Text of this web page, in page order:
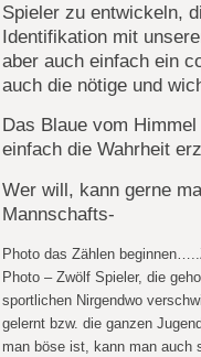
Spieler zu entwickeln,
Identifikation mit
aber auch einfach ein
auch die nötige und
Das Blaue vom
einfach die Wahrheit
Wer will, kann gerne
Mannschafts-
Photo das Zählen
Photo – Zwölf Spieler, die
sportlichen Nirgendwo
gelernt bzw. die ganzen
man böse ist, kann man auch